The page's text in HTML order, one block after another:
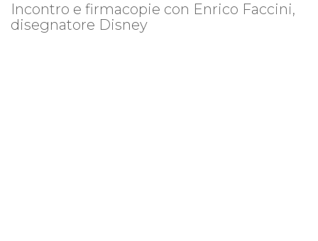
Incontro e firmacopie con Enrico Faccini,
disegnatore Disney